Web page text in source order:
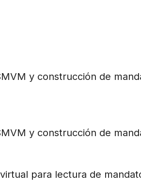
y construcción de
y construcción de
para lectura de